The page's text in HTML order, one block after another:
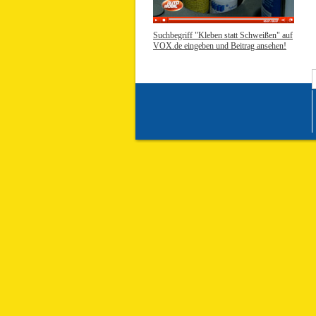
Suchbegriff "Kleben statt Schweißen" auf
VOX.de eingeben und Beitrag ansehen!